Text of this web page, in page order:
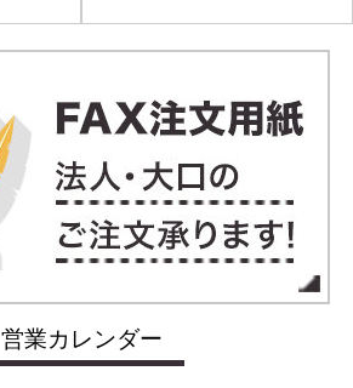
営業カレンダー